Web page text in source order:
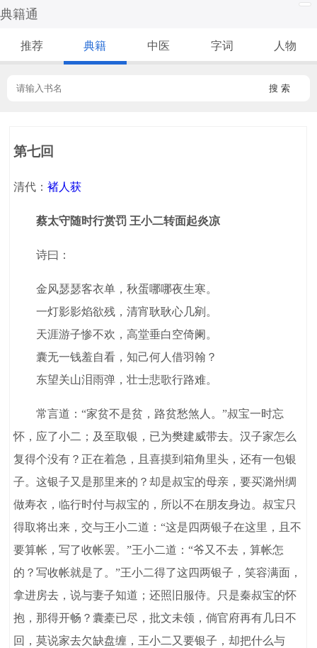
典籍通
推荐 典籍 中医 字词 人物
搜 索
第七回
清代：褚人获
蔡太守随时行赏罚 王小二转面起炎凉
诗曰：
金风瑟瑟客衣单，秋蛋哪哪夜生寒。
一灯影影焰欲残，清宵耿耿心几剜。
天涯游子惨不欢，高堂垂白空倚阑。
囊无一钱羞自看，知己何人借羽翰？
东望关山泪雨弹，壮士悲歌行路难。
常言道：“家贫不是贫，路贫愁煞人。”叔宝一时忘
怀，应了小二；及至取银，已为樊建威带去。汉子家怎么
复得个没有？正在着急，且喜摸到箱角里头，还有一包银
子。这银子又是那里来的？却是叔宝的母亲，要买潞州绸
做寿衣，临行时付与叔宝的，所以不在朋友身边。叔宝只
得取将出来，交与王小二道：“这是四两银子在这里，且不
要算帐，写了收帐罢。”王小二道：“爷又不去，算帐怎
的？写收帐就是了。”王小二得了这四两银子，笑容满面，
拿进房去，说与妻子知道；还照旧服侍。只是秦叔宝的怀
抱，那得开畅？囊橐已尽，批文未领，倘官府再有几日不
回，莫说家去欠缺盘缠，王小二又要银子，却把什么与